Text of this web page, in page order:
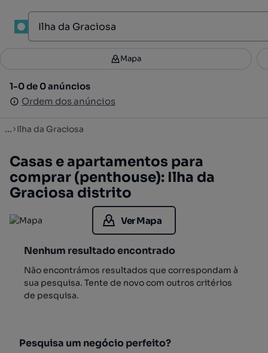
Filtros 2
1-0 de 0 anúncios
Ordem dos anúncios
Mapa
1-0 de 0 anúncios
Ordem dos anúncios
... Ilha da Graciosa
Casas e apartamentos para
comprar (penthouse): Ilha da
Graciosa distrito
Ver Mapa
Nenhum resultado encontrado
Não encontrámos resultados que correspondam à
sua pesquisa. Tente de novo com outros critérios
de pesquisa.
Pesquisa um negócio perfeito?